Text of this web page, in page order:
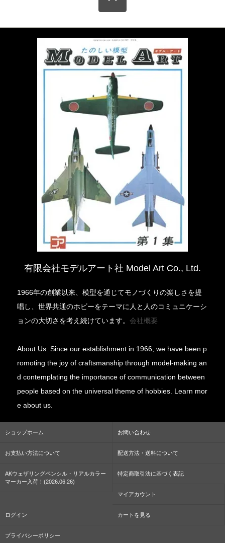
有限会社モデルアート社 Model Art Co., Ltd.
1966年の創業以来、模型を通じてモノづくりの楽しさを提
唱し、世界共通のホビーをテーマに人と人のコミュニケーシ
ョンの大切さを考え続けています。会社概要
About Us: Since our establishment in 1966, we have been p
romoting the joy of craftsmanship through model-making an
d contemplating the importance of communication between
people based on the universal theme of hobbies. Learn mor
e about us.
ショップホーム お問い合わせ
お支払い方法について 配送方法・送料について
AKウェザリングペンシル・リアルカラー
マーカー入荷！(2026.06.26)
特定商取引法に基づく表記
マイアカウント
ログイン カートを見る
プライバシーポリシー